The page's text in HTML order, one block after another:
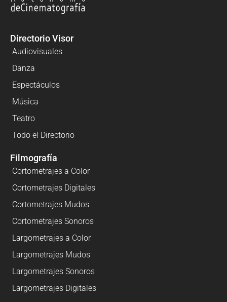
Directorio Visor
Audiovisuales
Danza
Espectáculos
Música
Teatro
Todo el Directorio
Filmografía
Cortometrajes a Color
Cortometrajes Digitales
Cortometrajes Mudos
Cortometrajes Sonoros
Largometrajes a Color
Largometrajes Mudos
Largometrajes Sonoros
Largometrajes Digitales